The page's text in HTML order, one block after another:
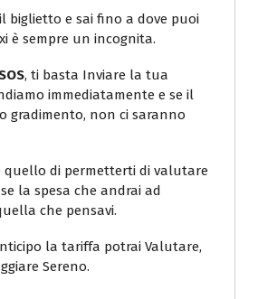
biglietto e sai fino a dove puoi
è sempre un incognita.
, ti basta Inviare la tua
immediatamente e se il
gradimento, non ci saranno
quello di permetterti di valutare
la spesa che andrai ad
che pensavi.
la tariffa potrai Valutare,
Sereno.